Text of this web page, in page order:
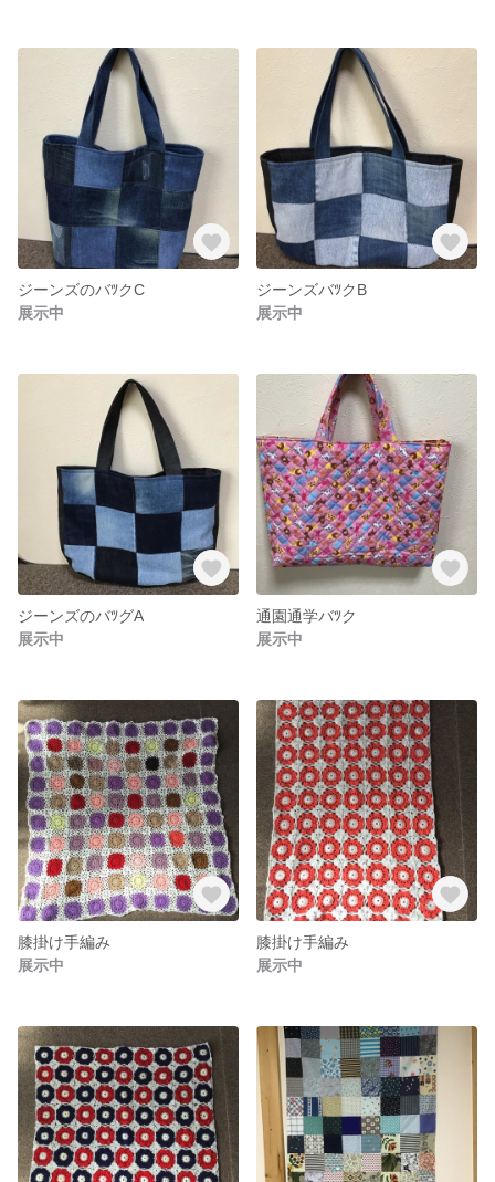
ジーンズのバﾂクC
展示中
ジーンズバﾂクB
展示中
ジーンズのバﾂグA
展示中
通園通学バﾂク
展示中
膝掛け手編み
展示中
膝掛け手編み
展示中